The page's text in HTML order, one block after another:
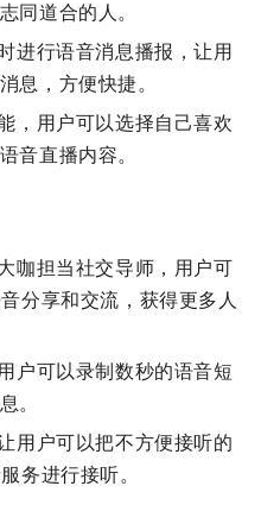
同道合的人。
进行语音消息播报，让用
息，方便快捷。
，用户可以选择自己喜欢
音直播内容。
咖担当社交导师，用户可
分享和交流，获得更多人
户可以录制数秒的语音短
。
用户可以把不方便接听的
务进行接听。